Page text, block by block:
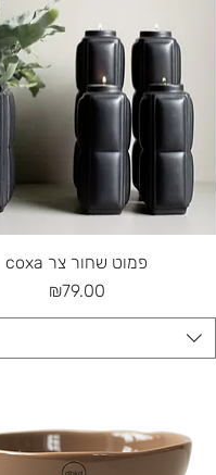
Quick View
coxa פמוט שחור צר
Price
₪79.00